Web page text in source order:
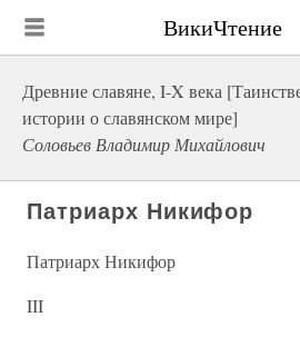
ВикиЧтение
Древние славяне, I-X века
истории о славянском мире]
Соловьев Владимир Михайлович
Патриарх Никифор
Патриарх Никифор
III